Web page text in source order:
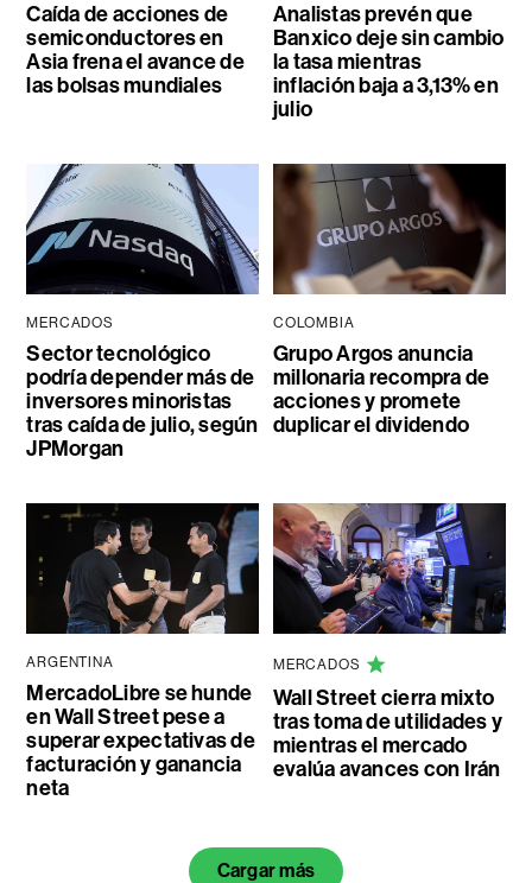
Caída de acciones de
semiconductores en
Asia frena el avance de
las bolsas mundiales
Analistas prevén que
Banxico deje sin cambio
la tasa mientras
inflación baja a 3,13% en
julio
MERCADOS
Sector tecnológico
podría depender más de
inversores minoristas
tras caída de julio, según
JPMorgan
COLOMBIA
Grupo Argos anuncia
millonaria recompra de
acciones y promete
duplicar el dividendo
ARGENTINA
MercadoLibre se hunde
en Wall Street pese a
superar expectativas de
facturación y ganancia
neta
MERCADOS
Wall Street cierra mixto
tras toma de utilidades y
mientras el mercado
evalúa avances con Irán
Cargar más